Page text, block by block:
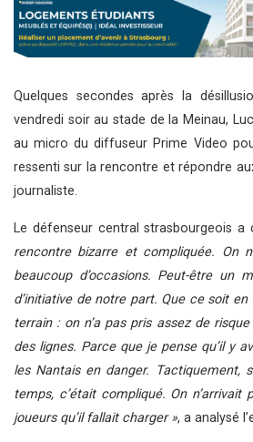
Quelques secondes après la
vendredi soir au stade de la Meinau,
au micro du diffuseur Prime Video
ressenti sur la rencontre et répondre
journaliste.
Le défenseur central strasbourgeois a
rencontre bizarre et compliquée. On
beaucoup d’occasions. Peut-être un
d’initiative de notre part. Que ce soit
terrain : on n’a pas pris assez de
des lignes. Parce que je pense qu’il y
les Nantais en danger. Tactiquement,
temps, c’était compliqué. On
joueurs qu’il fallait charger », a analysé